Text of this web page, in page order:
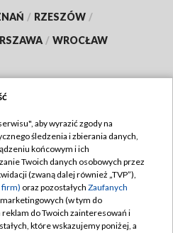
/ RZESZÓW /
/ WROCŁAW
TVP
TVP
prywatności
zgody
aby wyrazić zgody na
śledzenia i zbierania danych,
końcowym i ich
Twoich danych osobowych przez
(zwaną dalej również „TVP”),
firm) oraz pozostałych Zaufanych
(w tym do
do Twoich zainteresowań i
które wskazujemy poniżej, a